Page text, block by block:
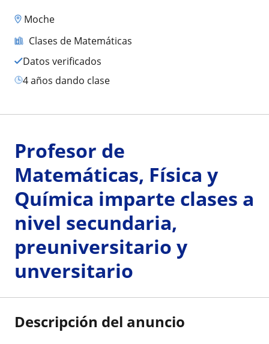
Moche
Clases de Matemáticas
Datos verificados
4 años dando clase
Profesor de
Matemáticas, Física y
Química imparte clases a
nivel secundaria,
preuniversitario y
unversitario
Descripción del anuncio